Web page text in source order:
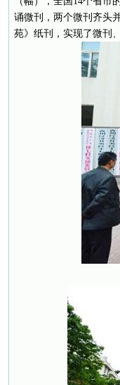
诵微刊，两个微刊齐头
苑》纸刊，实现了微刊